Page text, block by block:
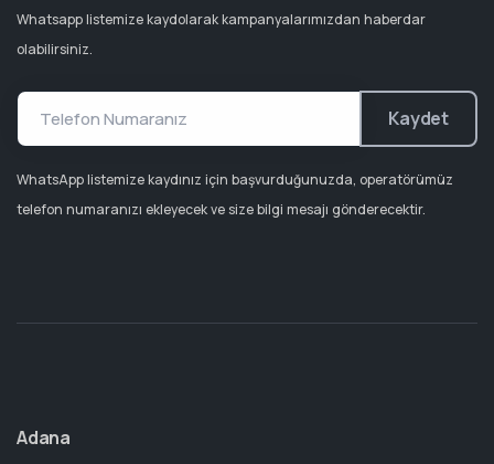
Whatsapp listemize kaydolarak kampanyalarımızdan haberdar
olabilirsiniz.
Kaydet
WhatsApp listemize kaydınız için başvurduğunuzda, operatörümüz
telefon numaranızı ekleyecek ve size bilgi mesajı gönderecektir.
Adana